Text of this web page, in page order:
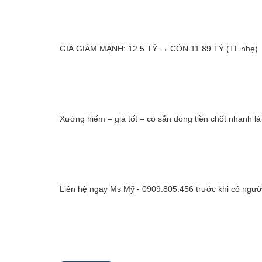
GIÁ GIẢM MẠNH: 12.5 TỶ → CÒN 11.89 TỶ (TL nhẹ)
Xưởng hiếm – giá tốt – có sẵn dòng tiền chốt nhanh
Liên hệ ngay Ms Mỹ - 0909.805.456 trước khi có